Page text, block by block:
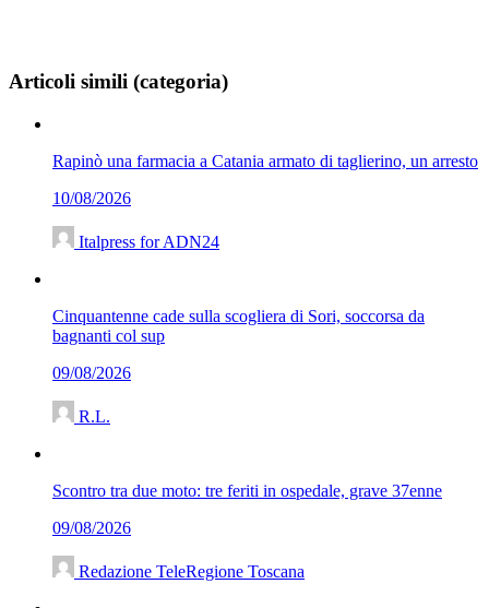
Articoli simili (categoria)
Rapinò una farmacia a Catania armato di taglierino, un arresto
10/08/2026
Italpress for ADN24
Cinquantenne cade sulla scogliera di Sori, soccorsa da
bagnanti col sup
09/08/2026
R.L.
Scontro tra due moto: tre feriti in ospedale, grave 37enne
09/08/2026
Redazione TeleRegione Toscana